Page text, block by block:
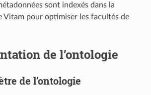
sont indexés dans la
Vitam pour optimiser les facultés de
de l’ontologie
de l’ontologie